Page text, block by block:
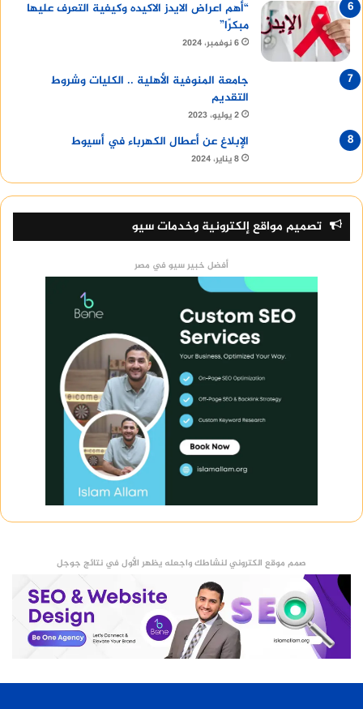
“أهم اعراض الايدز الاكيده وكيفية التعرف عليها
مبكرًا”
6 نوفمبر، 2024
جامعة المنوفية الأهلية .. الكليات وشروط
التقديم
2 يوليو، 2023
الإبلاغ عن أعطال الكهرباء في أسيوط
8 يناير، 2024
تصميم مواقع إلكترونية وخدمات سيو
أفضل خبير سيو في مصر
صمم موقع الكتروني لنشاطك واجعله يظهر الأول في نتائج جوجل